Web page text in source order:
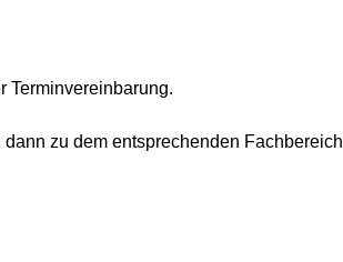
Terminvereinbarung.
zu dem entsprechenden Fachbereich